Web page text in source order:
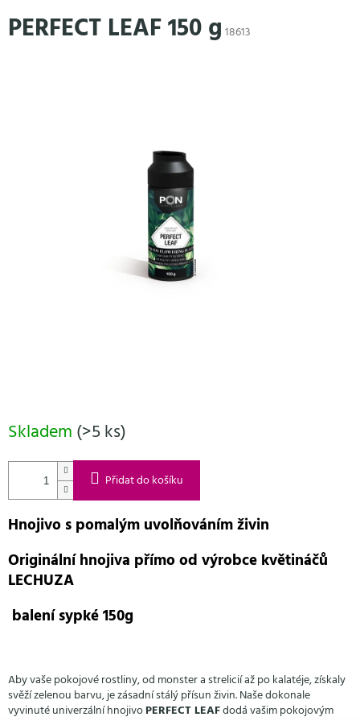
na
obsah
PERFECT LEAF 150 g 18613
Skladem (>5 ks)
Přidat do košíku
Hnojivo s pomalým uvolňováním živin
Originální hnojiva přímo od výrobce květináčů
LECHUZA
balení sypké 150g
Aby vaše pokojové rostliny, od monster a strelicií až po kalatéje, získaly
svěží zelenou barvu, je zásadní stálý přísun živin. Naše dokonale
vyvinuté univerzální hnojivoPERFECT LEAFdodá vašim pokojovým